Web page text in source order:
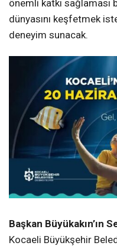
önemli katkı sağlaması
dünyasını keşfetmek
deneyim sunacak.
Başkan Büyükakın’ın
Kocaeli Büyükşehir